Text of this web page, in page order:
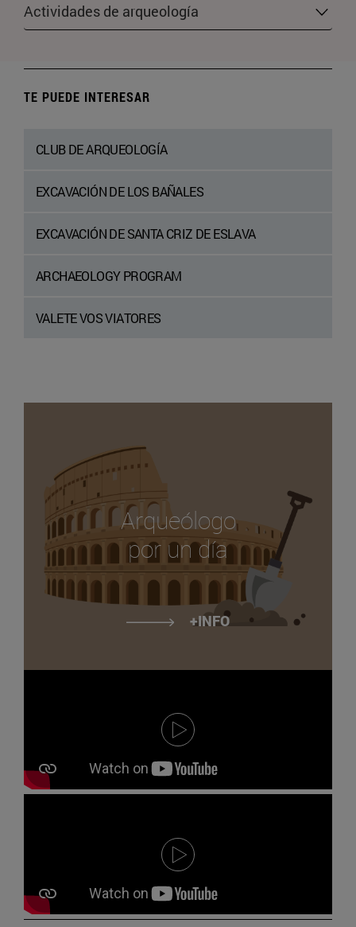
Actividades de arqueología
TE PUEDE INTERESAR
CLUB DE ARQUEOLOGÍA
EXCAVACIÓN DE LOS BAÑALES
EXCAVACIÓN DE SANTA CRIZ DE ESLAVA
ARCHAEOLOGY PROGRAM
VALETE VOS VIATORES
Arqueólogo
por un día
+INFO